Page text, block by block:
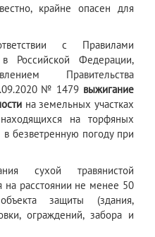
крайне опасен для
с Правилами
Российской Федерации,
Правительства
№ 1479 выжигание
на земельных участках
на торфяных
безветренную погоду при
сухой травянистой
на расстоянии не менее 50
защиты (здания,
ограждений, забора и